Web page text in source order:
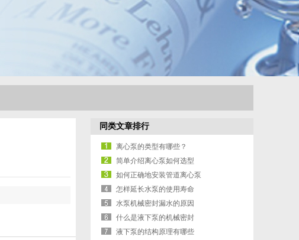
同类文章排行
离心泵的类型有哪些？
简单介绍离心泵如何选型
如何正确地安装管道离心泵
怎样延长水泵的使用寿命
水泵机械密封漏水的原因
什么是液下泵的机械密封
液下泵的结构原理有哪些